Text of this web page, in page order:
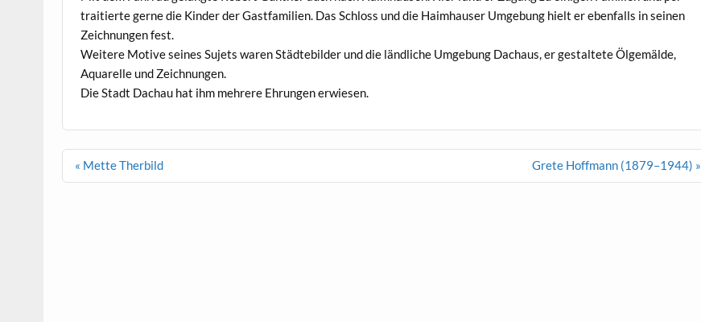
traitierte gerne die Kinder der Gast­fam­i­lien. Das Schloss und die Haimhauser Umge­bung hielt er eben­falls in seinen
Zeich­nun­gen fest.
Weit­ere Motive seines Sujets waren Städte­bilder und die ländliche Umge­bung Dachaus, er gestal­tete Ölgemälde,
Aquarelle und Zeichnungen.
Die Stadt Dachau hat ihm mehrere Ehrun­gen erwiesen.
Beitragsnavigation
« Mette Therbild Grete Hoffmann (1879–1944) »